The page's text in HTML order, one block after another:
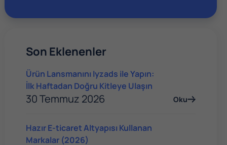
Son Eklenenler
Ürün Lansmanını Iyzads ile Yapın:
İlk Haftadan Doğru Kitleye Ulaşın
30 Temmuz 2026 Oku
Hazır E-ticaret Altyapısı Kullanan
Markalar (2026)